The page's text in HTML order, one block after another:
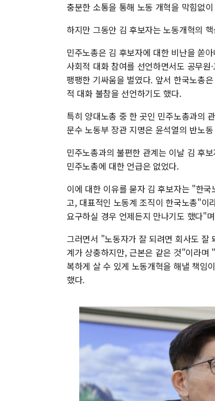
충분한 소통을 통해 노동 개혁을 막힘없
하지만 그동안 김 후보자는 노동개혁의
민주노총은 김 후보자에 대한 비난을 쏟
사회적 대화 참여를 선언하면서도 공무
팽팽한 기싸움을 벌였다. 앞서 한국노총
적 대화 불참을 선언하기도 했다.
특히 양대노총 중 한 곳인 민주노총과의
문수 노동부 장관 지명은 윤석열의 반노
민주노총과의 불편한 관계는 이날 김 후
민주노총에 대한 언급은 없었다.
이에 대한 이유를 묻자 김 후보자는 "한
고, 대표적인 노동계 조직이 한국노총"이
요구하실 경우 언제든지 만나기도 했다"
그러면서 "노동자가 잘 되려면 회사도 잘
계가 상충하지만, 근본은 같은 것"이라며
복하게 살 수 있게 노동개혁을 해낼 책임
했다.